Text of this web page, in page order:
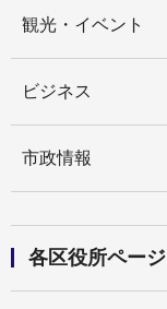
観光・イベント
ビジネス
市政情報
各区役所ページ